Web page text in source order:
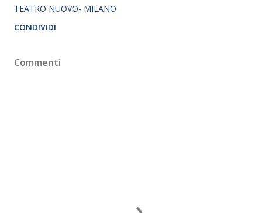
TEATRO NUOVO- MILANO
CONDIVIDI
Commenti